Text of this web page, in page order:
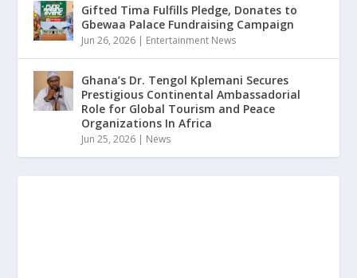
Gifted Tima Fulfills Pledge, Donates to
Gbewaa Palace Fundraising Campaign
Jun 26, 2026 | Entertainment News
Ghana’s Dr. Tengol Kplemani Secures
Prestigious Continental Ambassadorial
Role for Global Tourism and Peace
Organizations In Africa
Jun 25, 2026 | News